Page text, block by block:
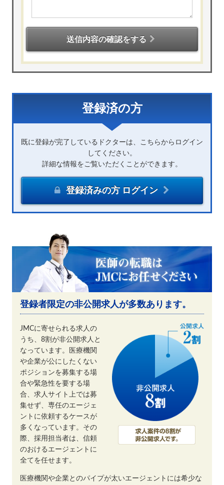
送信内容の確認をする
登録済の方
既に登録が完了しているドクターは、こちらからログイン
してください。
詳細な情報をご覧いただくことができます。
登録済みの方 ログイン
登録者限定の非公開求人が多数あります。
JMCに寄せられる求人の
うち、8割が非公開求人と
なっています。医療機関
や企業が公にしたくない
ポジションを募集する場
合や緊急性を要する場
合、求人サイト上では募
集せず、専任のエージェ
ントに依頼するケースが
多くなっています。その
際、採用担当者は、信頼
のおけるエージェントに
全てを任せます。
医療機関や企業とのパイプが太いエージェントには希少な